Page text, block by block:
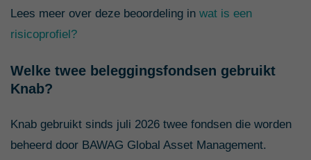
Lees meer over deze beoordeling in wat is een
risicoprofiel?
Welke twee beleggingsfondsen gebruikt
Knab?
Knab gebruikt sinds juli 2026 twee fondsen die worden
beheerd door BAWAG Global Asset Management.